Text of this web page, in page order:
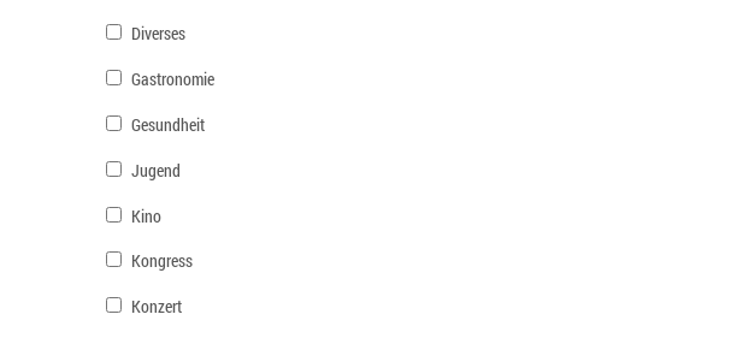
Diverses
Gastronomie
Gesundheit
Jugend
Kino
Kongress
Konzert